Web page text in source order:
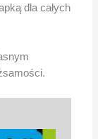
dla całych